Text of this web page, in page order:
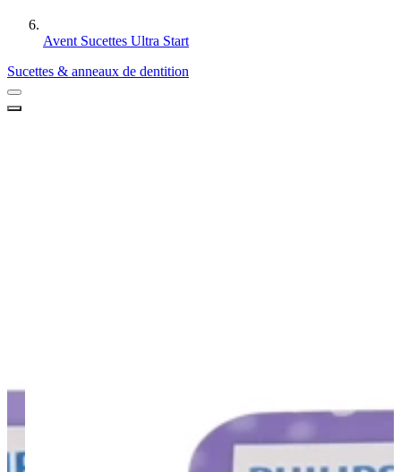
Avent Sucettes Ultra Start
Sucettes & anneaux de dentition